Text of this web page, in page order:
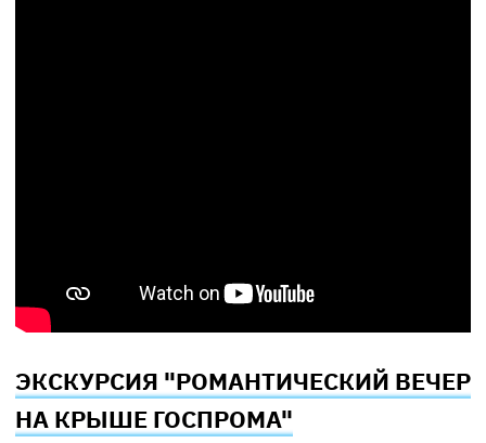
ЭКСКУРСИЯ "РОМАНТИЧЕСКИЙ ВЕЧЕР
НА КРЫШЕ ГОСПРОМА"